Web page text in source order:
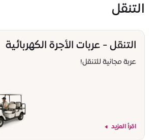
التنقل
التنقل - عربات الأجرة الكهربائية
عربة مجانية للتنقل!
اقرأ المزيد